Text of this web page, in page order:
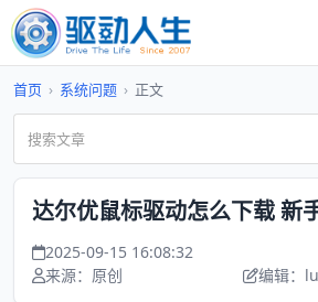
首页 › 系统问题 › 正文
达尔优鼠标驱动怎么下载 新
2025-09-15 16:08:32
来源：原创
编辑：